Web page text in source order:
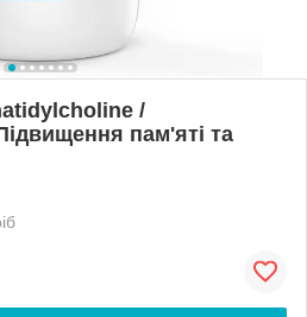
/
пам'яті та